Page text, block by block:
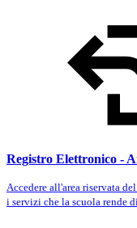
Registro Elettronico -
Accedere all'area riservata
i servizi che la scuola rende